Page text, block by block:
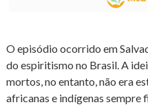
O episódio ocorrido em
do espiritismo no Brasil. A
mortos, no entanto, não era
africanas e indígenas sempre